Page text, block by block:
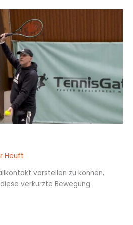
Heuft
vorstellen zu können,
verkürzte Bewegung.